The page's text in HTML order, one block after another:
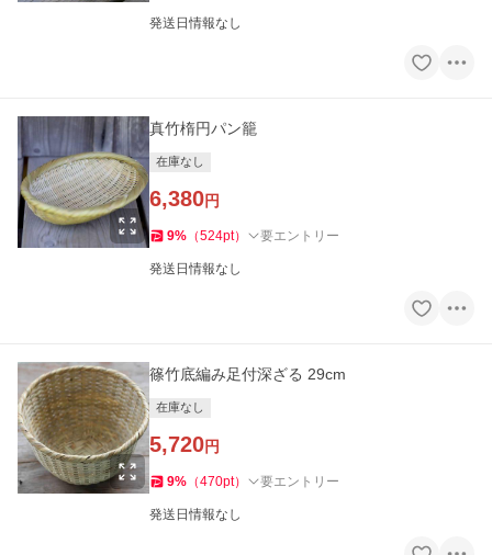
発送日情報なし
真竹楕円パン籠
在庫なし
6,380円
9% （524pt） 要エントリー
発送日情報なし
篠竹底編み足付深ざる 29cm
在庫なし
5,720円
9% （470pt） 要エントリー
発送日情報なし